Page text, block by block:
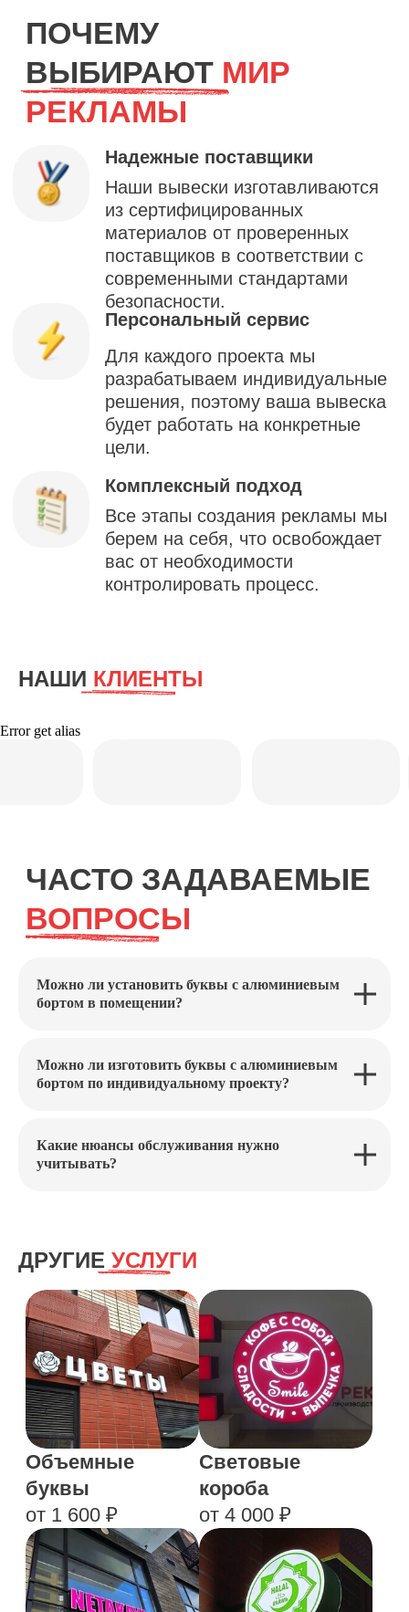
НАШИ КЛИЕНТЫ
Error get alias
Можно ли установить буквы с алюминиевым
бортом в помещении?
Можно ли изготовить буквы с алюминиевым
бортом по индивидуальному проекту?
Какие нюансы обслуживания нужно
учитывать?
ДРУГИЕ УСЛУГИ
— разработка и продвижение
г. Москва ул. Перерва 11, стр. 13
+7
политикой
конфиденциальностии даюсогласие на обработку
персональных данных
Оставить заявку
Обратный звонок